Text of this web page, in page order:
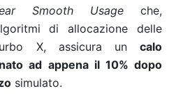
Smooth Usage che,
di allocazione delle
X, assicura un calo
ad appena il 10% dopo
simulato.